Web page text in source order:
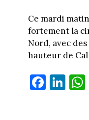
Ce mardi
fortement la
Nord, avec
hauteur de
Fa
ce
Li
nk